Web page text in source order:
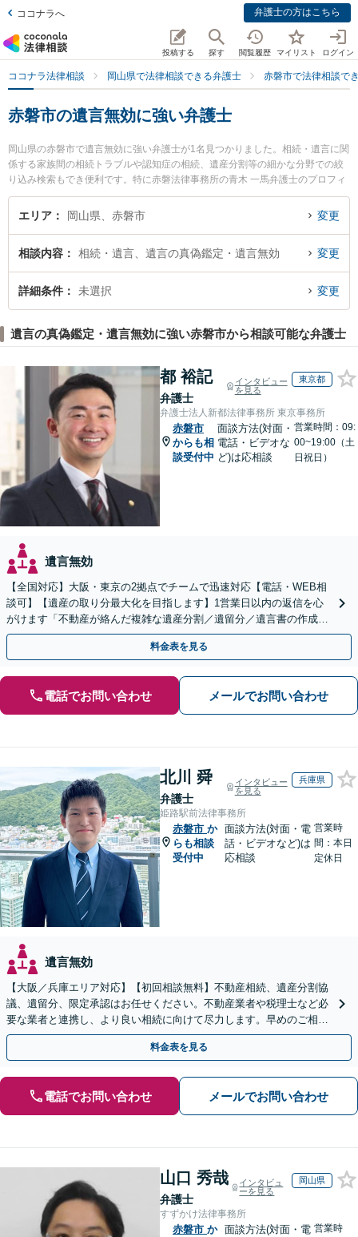
ココナラへ 弁護士の方はこちら
投稿する 探す 閲覧履歴 マイリスト ログイン
ココナラ法律相談 岡山県で法律相談できる弁護士 赤磐市で法律相談で
赤磐市の遺言無効に強い弁護士
岡山県の赤磐市で遺言無効に強い弁護士が1名見つかりました。相続・遺言に関
係する家族間の相続トラブルや認知症の相続、遺産分割等の細かな分野での絞
り込み検索もでき便利です。特に赤磐法律事務所の青木 一馬弁護士のプロフィ
ール情報や弁護士費用、強みなどが注目されています。『赤磐市で土日や夜間
に発生した遺言無効のトラブルを今すぐに弁護士に相談したい』『遺言無効の
談者さんにおすすめです。
エリア 岡山県、赤磐市 変更
相談内容 相続・遺言、遺言の真偽鑑定・遺言無効 変更
詳細条件 未選択 変更
遺言の真偽鑑定・遺言無効に強い赤磐市から相談可能な弁護士
都 裕記
弁護士
インタビュー
を見る
東京都
弁護士法人新都法律事務所 東京事務所
赤磐市
からも相
談受付中
面談方法(対面・
電話・ビデオな
ど)は応相談
営業時間：09:
00~19:00（土
日祝日）
遺言無効
【全国対応】大阪・東京の2拠点でチームで迅速対応【電話・WEB相
談可】【遺産の取り分最大化を目指します】1営業日以内の返信を心
がけます「不動産が絡んだ複雑な遺産分割／遺留分／遺言書の作成・
執行／事業承継など、お任せください」【休日相談あり】
料金表を見る
電話でお問い合わせ メールでお問い合わせ
北川 舜
弁護士
インタビュー
を見る
兵庫県
姫路駅前法律事務所
赤磐市 か
らも相談
受付中
面談方法(対面・電
話・ビデオなど)は
応相談
営業時
間：本日
定休日
遺言無効
【大阪／兵庫エリア対応】【初回相談無料】不動産相続、遺産分割協
議、遺留分、限定承認はお任せください。不動産業者や税理士など必
要な業者と連携し、より良い相続に向けて尽力します。早めのご相談
が複雑化を防ぐカギとなります【休日相談可】
料金表を見る
電話でお問い合わせ メールでお問い合わせ
山口 秀哉
弁護士
インタビュ
ーを見る
岡山県
すずかけ法律事務所
赤磐市 か 面談方法(対面・電 営業時